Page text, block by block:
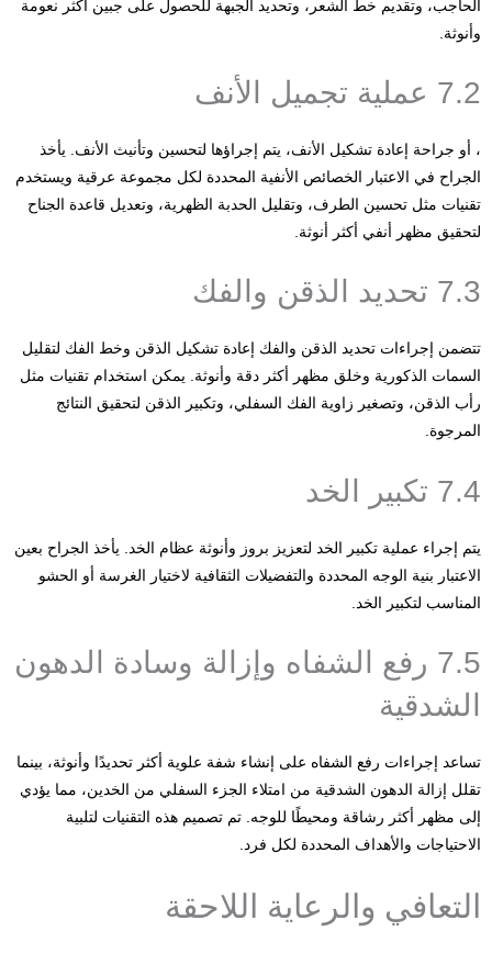
الحاجب، وتقديم خط الشعر، وتحديد الجبهة للحصول على جبين أكثر نعومة
وأنوثة.
7.2 عملية تجميل الأنف
، أو جراحة إعادة تشكيل الأنف، يتم إجراؤها لتحسين وتأنيث الأنف. يأخذ
الجراح في الاعتبار الخصائص الأنفية المحددة لكل مجموعة عرقية ويستخدم
تقنيات مثل تحسين الطرف، وتقليل الحدبة الظهرية، وتعديل قاعدة الجناح
لتحقيق مظهر أنفي أكثر أنوثة.
7.3 تحديد الذقن والفك
تتضمن إجراءات تحديد الذقن والفك إعادة تشكيل الذقن وخط الفك لتقليل
السمات الذكورية وخلق مظهر أكثر دقة وأنوثة. يمكن استخدام تقنيات مثل
رأب الذقن، وتصغير زاوية الفك السفلي، وتكبير الذقن لتحقيق النتائج
المرجوة.
7.4 تكبير الخد
يتم إجراء عملية تكبير الخد لتعزيز بروز وأنوثة عظام الخد. يأخذ الجراح بعين
الاعتبار بنية الوجه المحددة والتفضيلات الثقافية لاختيار الغرسة أو الحشو
المناسب لتكبير الخد.
7.5 رفع الشفاه وإزالة وسادة الدهون
الشدقية
تساعد إجراءات رفع الشفاه على إنشاء شفة علوية أكثر تحديدًا وأنوثة، بينما
تقلل إزالة الدهون الشدقية من امتلاء الجزء السفلي من الخدين، مما يؤدي
إلى مظهر أكثر رشاقة ومحيطًا للوجه. تم تصميم هذه التقنيات لتلبية
الاحتياجات والأهداف المحددة لكل فرد.
التعافي والرعاية اللاحقة